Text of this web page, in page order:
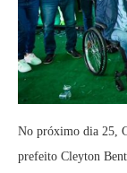
No próximo dia 25,
prefeito Cleyton